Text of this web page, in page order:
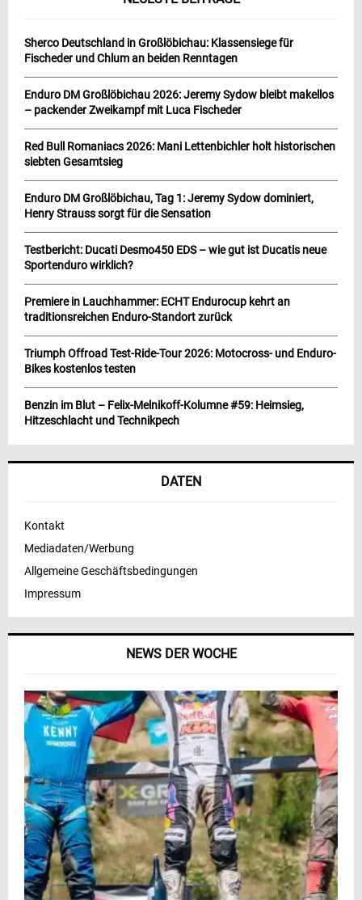
NEWS DER WOCHE
Sherco Deutschland in Großlöbichau: Klassensiege für
Fischeder und Chlum an beiden Renntagen
Enduro DM Großlöbichau 2026: Jeremy Sydow bleibt makellos
– packender Zweikampf mit Luca Fischeder
Red Bull Romaniacs 2026: Mani Lettenbichler holt historischen
siebten Gesamtsieg
Enduro DM Großlöbichau, Tag 1: Jeremy Sydow dominiert,
Henry Strauss sorgt für die Sensation
Testbericht: Ducati Desmo450 EDS – wie gut ist Ducatis neue
Sportenduro wirklich?
Premiere in Lauchhammer: ECHT Endurocup kehrt an
traditionsreichen Enduro-Standort zurück
Triumph Offroad Test-Ride-Tour 2026: Motocross- und Enduro-
Bikes kostenlos testen
Benzin im Blut – Felix-Melnikoff-Kolumne #59: Heimsieg,
Hitzeschlacht und Technikpech
DATEN
Kontakt
Mediadaten/Werbung
Allgemeine Geschäftsbedingungen
Impressum